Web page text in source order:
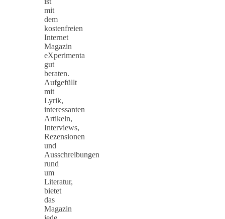
mit
dem
kostenfreien
Internet
Magazin
eXperimenta
gut
beraten.
Aufgefüllt
mit
Lyrik,
interessanten
Artikeln,
Interviews,
Rezensionen
und
Ausschreibungen
rund
um
Literatur,
bietet
das
Magazin